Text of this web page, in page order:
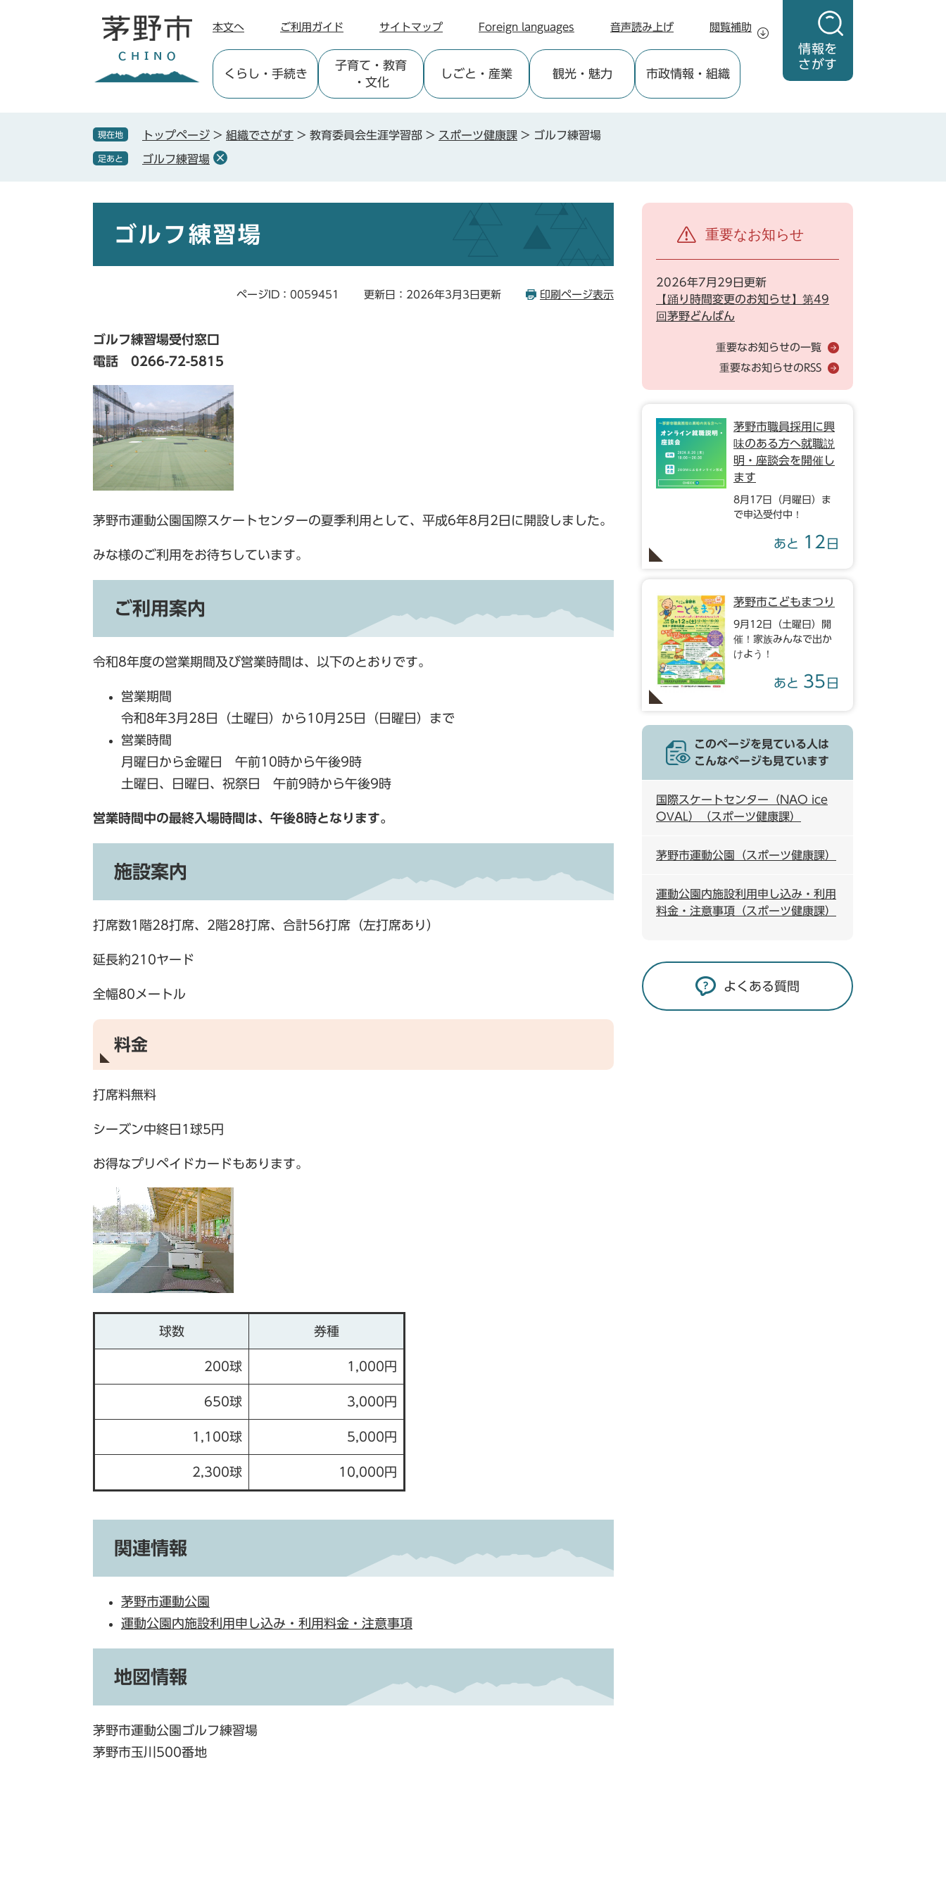
情報を
さがす
本文へ ご利用ガイド サイトマップ Foreign languages 音声読み上げ 閲覧補助
くらし ・手続き
子育て ・教育
・文化
しごと ・産業 観光・魅力 市政情報 ・組織
現在地 トップページ > 組織でさがす > 教育委員会生涯学習部 > スポーツ健康課 > ゴルフ練習場
足あと ゴルフ練習場
ゴルフ練習場
ページID：0059451 更新日：2026年3月3日更新 印刷ページ表示
ゴルフ練習場受付窓口
電話 0266-72-5815
茅野市運動公園国際スケートセンターの夏季利用として、平成6年8月2日に開設しました。
みな様のご利用をお待ちしています。
ご利用案内
令和8年度の営業期間及び営業時間は、以下のとおりです。
営業期間
令和8年3月28日（土曜日）から10月25日（日曜日）まで
営業時間
月曜日から金曜日 午前10時から午後9時
土曜日、日曜日、祝祭日 午前9時から午後9時
営業時間中の最終入場時間は、午後8時となります。
施設案内
打席数1階28打席、2階28打席、合計56打席（左打席あり）
延長約210ヤード
全幅80メートル
料金
打席料無料
シーズン中終日1球5円
お得なプリペイドカードもあります。
球数 券種
200球 1,000円
650球 3,000円
1,100球 5,000円
2,300球 10,000円
関連情報
茅野市運動公園
運動公園内施設利用申し込み・利用料金・注意事項
地図情報
茅野市運動公園ゴルフ練習場
茅野市玉川500番地
重要なお知らせ
2026年7月29日更新
【踊り時間変更のお知らせ】第49
回茅野どんばん
重要なお知らせの一覧
重要なお知らせのRSS
茅野市職員採用に興
味のある方へ就職説
明・座談会を開催し
ます
8月17日（月曜日）ま
で申込受付中！
あと 12 日
茅野市こどもまつり
9月12日（土曜日）開
催！家族みんなで出か
けよう！
あと 35 日
このページを見ている人は
こんなページも見ています
国際スケートセンター（NAO ice
OVAL）（スポーツ健康課）
茅野市運動公園（スポーツ健康課）
運動公園内施設利用申し込み・利用
料金・注意事項（スポーツ健康課）
よくある質問